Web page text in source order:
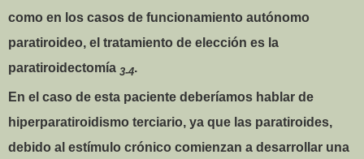
como en los casos de funcionamiento autónomo
paratiroideo, el tratamiento de elección es la
paratiroidectomía 3-4.
En el caso de esta paciente deberíamos hablar de
hiperparatiroidismo terciario, ya que las paratiroides,
debido al estímulo crónico comienzan a desarrollar una